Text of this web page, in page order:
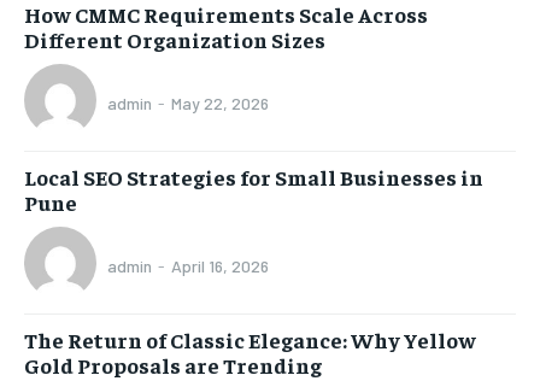
How CMMC Requirements Scale Across
Different Organization Sizes
admin - May 22, 2026
Local SEO Strategies for Small Businesses in
Pune
admin - April 16, 2026
The Return of Classic Elegance: Why Yellow
Gold Proposals are Trending